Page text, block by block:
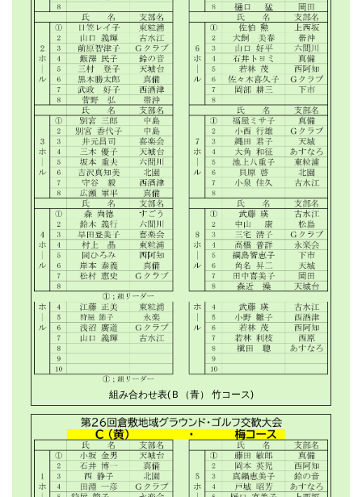
組み合わせ表(Ｂ（青） 竹コース)